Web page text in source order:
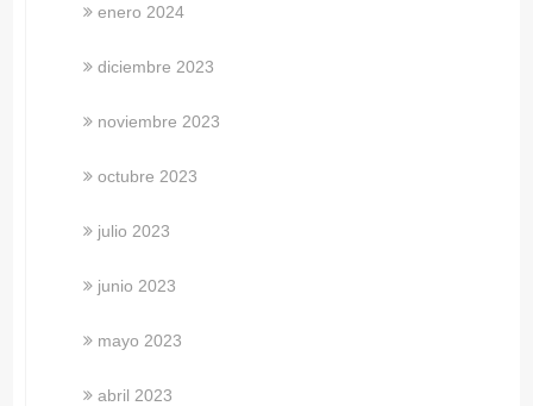
enero 2024
diciembre 2023
noviembre 2023
octubre 2023
julio 2023
junio 2023
mayo 2023
abril 2023